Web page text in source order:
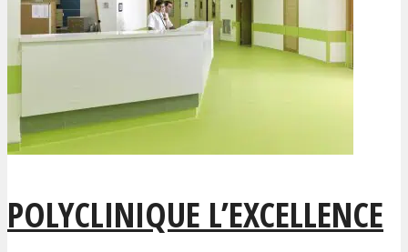
POLYCLINIQUE L’EXCELLENCE